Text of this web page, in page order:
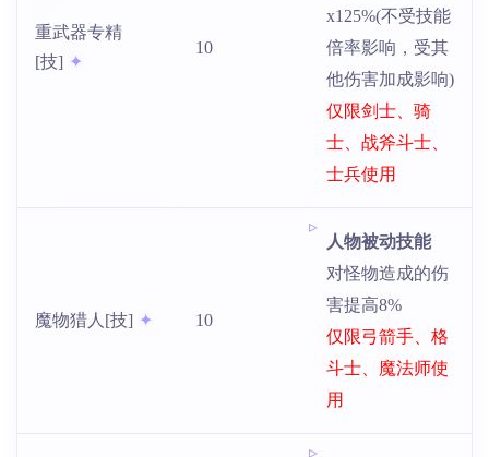
重武器专精
[技]
10
x125%(不受技能
倍率影响，受其
他伤害加成影响)
仅限剑士、骑
士、战斧斗士、
士兵使用
魔物猎人[技] 10
人物被动技能
对怪物造成的伤
害提高8%
仅限弓箭手、格
斗士、魔法师使
用